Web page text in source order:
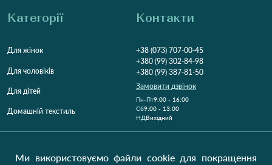
Категорії
Для жінок
Для чоловіків
Для дітей
Домашній текстиль
Контакти
+38 (073) 707-00-45
+380 (99) 302-84-98
+380 (99) 387-81-50
Замовити дзвінок
Пн-Пт9:00 - 16:00
Cб9:00 - 13:00
НДВихідний
Ми використовуємо файли cookie для покращення